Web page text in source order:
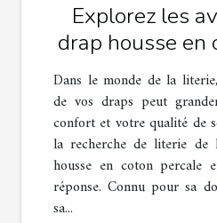
Explorez les
drap housse en
et lin pour
Dans le monde de la
de vos draps peut
confort et votre qualité de
la recherche de literie de
housse en coton
réponse. Connu pour sa
sa...